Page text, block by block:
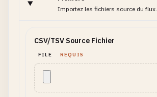
Importez les fichiers source du flux.
CSV/TSV Source Fichier
FILE REQUIS